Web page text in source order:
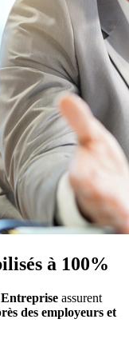
à 100%
assurent
des employeurs et